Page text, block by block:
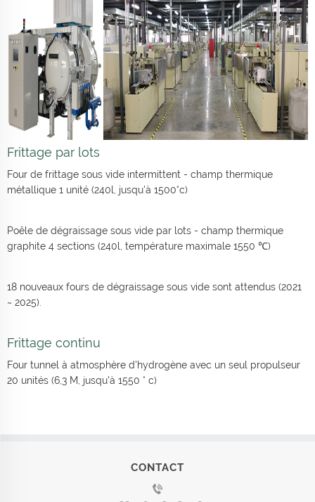
Frittage par lots
Four de frittage sous vide intermittent - champ thermique
métallique 1 unité (240l, jusqu'à 1500°c)
Poêle de dégraissage sous vide par lots - champ thermique
graphite 4 sections (240l, température maximale 1550 ℃)
18 nouveaux fours de dégraissage sous vide sont attendus (2021
~ 2025).
Frittage continu
Four tunnel à atmosphère d'hydrogène avec un seul propulseur
20 unités (6,3 M, jusqu'à 1550 ° c)
CONTACT